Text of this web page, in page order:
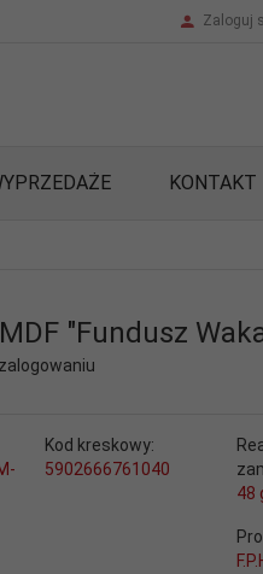
Zaloguj
KONTAKT
"Fundusz
Kod kreskowy:
5902666761040
48